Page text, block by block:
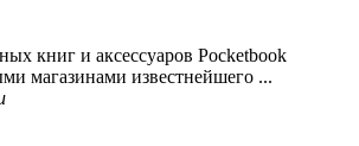
книг и аксессуаров Pocketbook
магазинами известнейшего ...